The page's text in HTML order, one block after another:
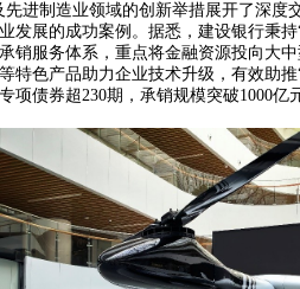
先进制造业领域的创新举措展开了深
发展的成功案例。据悉，建设银行秉
销服务体系，重点将金融资源投向大
特色产品助力企业技术升级，有效助
项债券超230期，承销规模突破1000亿